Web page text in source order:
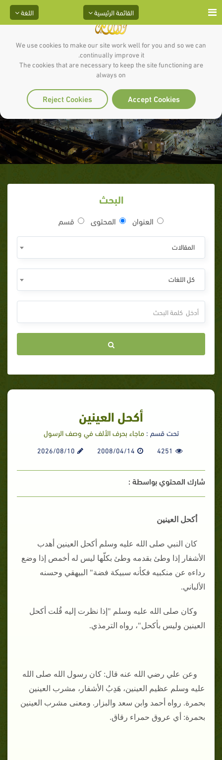
We use cookies to make our site work well for you and so we can
continually improve it.
The cookies that are necessary to keep the site functioning are
always on
Accept Cookies
Reject Cookies
اللغة القائمة الرئيسية
أكحل العينين
البحث
العنوان المحتوى قسم
المقالات
كل اللغات
أكحل العينين
تحت قسم :ماجاء بحرف الألف في وصف الرسول
4251
2008/04/14
2026/08/10
شارك المحتوي بواسطة :
أكحل العينين
كان النبي صلى الله عليه وسلم أكحل العينين أهدب
الأشفار إذا وطئ بقدمه وطئ بكلّها ليس له أخمص إذا وضع
رداءه عن منكبيه فكأنه سبيكة فضة" البيهقي وحسنه
الألباني.
وكان صلى الله عليه وسلم "إذا نظرت إليه قُلت أكحل
العينين وليس بأكحل"، رواه الترمذي.
وعن علي رضي الله عنه قال: كان رسول الله صلى الله
عليه وسلم عظيم العينين، هَدِبُ الأشفار، مشرب العينين
بحمرة. رواه أحمد وابن سعد والبزار. ومعنى مشرب العينين
بحمرة: أي عروق حمراء رقاق.